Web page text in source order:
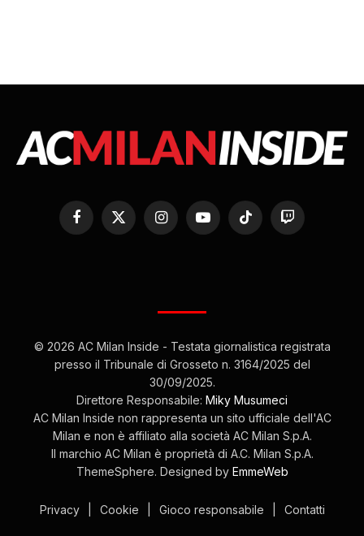
Facebook
X
(Twitter)
InstagramYouTubeTikTok Twitch
© 2026 AC Milan Inside - Testata giornalistica registrata
presso il Tribunale di Grosseto n. 3164/2025 del
30/09/2025.
Direttore Responsabile: Miky Musumeci
AC Milan Inside non rappresenta un sito ufficiale dell'AC
Milan e non è affiliato alla società AC Milan S.p.A.
Il marchio AC Milan è proprietà di A.C. Milan S.p.A.
ThemeSphere. Designed by EmmeWeb
Privacy Cookie Gioco responsabile Contatti